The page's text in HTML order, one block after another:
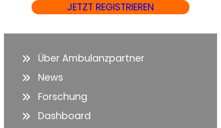
JETZT REGISTRIEREN
Über Ambulanzpartner
News
Forschung
Dashboard